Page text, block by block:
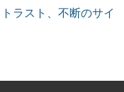
ラスト、不断のサイ